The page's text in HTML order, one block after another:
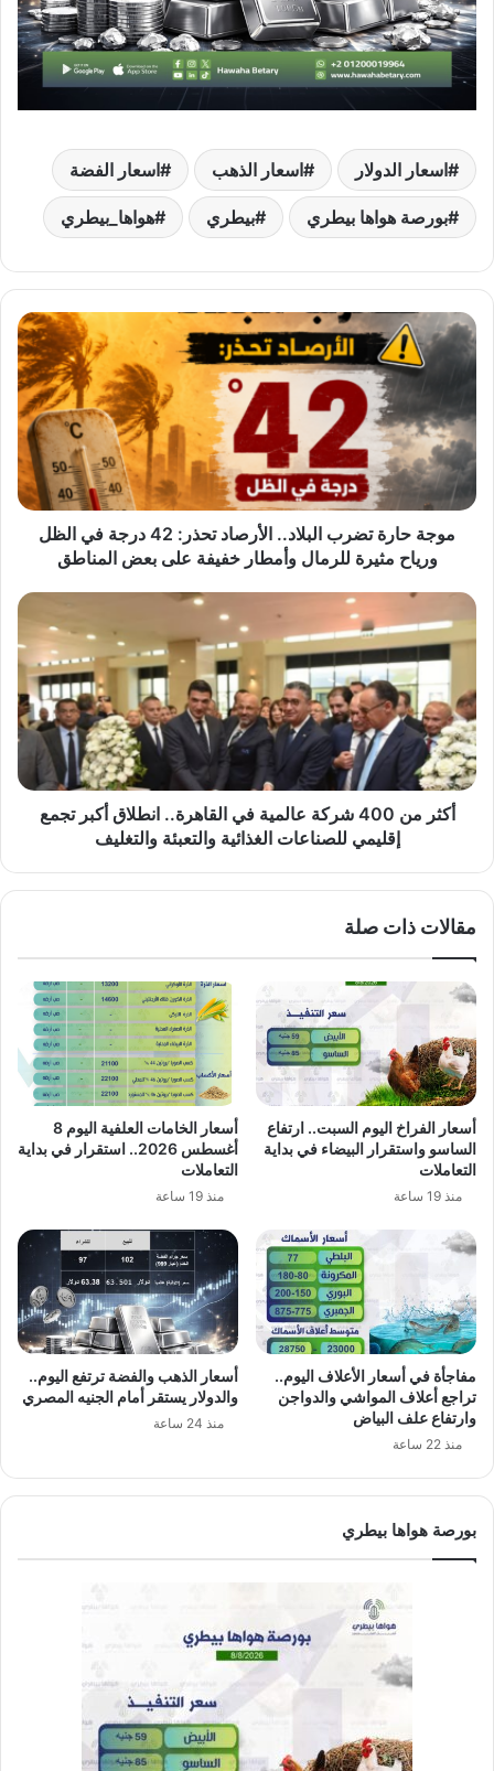
اسعار الدولار اسعار الذهب اسعار الفضة
بورصة هواها بيطري بيطري هواها_بيطري
موجة
حارة
تضرب
الأرصاد
تحذر:
42
درجة
في
الظل
للرمال
وأمطار
خفيفة
بعض
المناطق
موجة حارة تضرب البلاد.. الأرصاد تحذر: 42 درجة في الظل
ورياح مثيرة للرمال وأمطار خفيفة على بعض المناطق
أكثر
من
400
عالمية
في
القاهرة..
انطلاق
أكبر
تجمع
والتغليف
أكثر من 400 شركة عالمية في القاهرة.. انطلاق أكبر تجمع
إقليمي للصناعات الغذائية والتعبئة والتغليف
مقالات ذات صلة
أسعار الفراخ اليوم السبت.. ارتفاع
الساسو واستقرار البيضاء في بداية
التعاملات
منذ 19 ساعة
أسعار الخامات العلفية اليوم 8
أغسطس 2026.. استقرار في بداية
التعاملات
منذ 19 ساعة
مفاجأة في أسعار الأعلاف اليوم..
تراجع أعلاف المواشي والدواجن
وارتفاع علف البياض
منذ 22 ساعة
أسعار الذهب والفضة ترتفع اليوم..
والدولار يستقر أمام الجنيه المصري
منذ 24 ساعة
بورصة هواها بيطري